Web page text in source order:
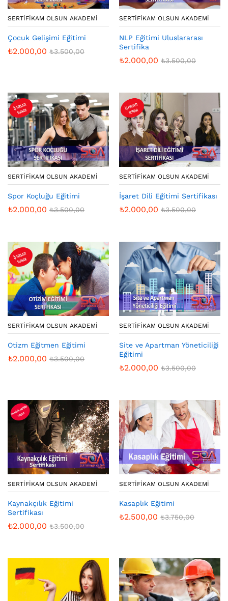
SERTIFIKAM OLSUN AKADEMI
Çocuk Gelişimi Eğitimi
₺2.000,00 ₺3.500,00
SERTIFIKAM OLSUN AKADEMI
NLP Eğitimi Uluslararası
Sertifika
₺2.000,00 ₺3.500,00
SERTIFIKAM OLSUN AKADEMI
Spor Koçluğu Eğitimi
₺2.000,00 ₺3.500,00
SERTIFIKAM OLSUN AKADEMI
İşaret Dili Eğitimi Sertifikası
₺2.000,00 ₺3.500,00
SERTIFIKAM OLSUN AKADEMI
Otizm Eğitmen Eğitimi
₺2.000,00 ₺3.500,00
SERTIFIKAM OLSUN AKADEMI
Site ve Apartman Yöneticiliği
Eğitimi
₺2.000,00 ₺3.500,00
SERTIFIKAM OLSUN AKADEMI
Kaynakçılık Eğitimi
Sertifikası
₺2.000,00 ₺3.500,00
SERTIFIKAM OLSUN AKADEMI
Kasaplık Eğitimi
₺2.500,00 ₺3.750,00